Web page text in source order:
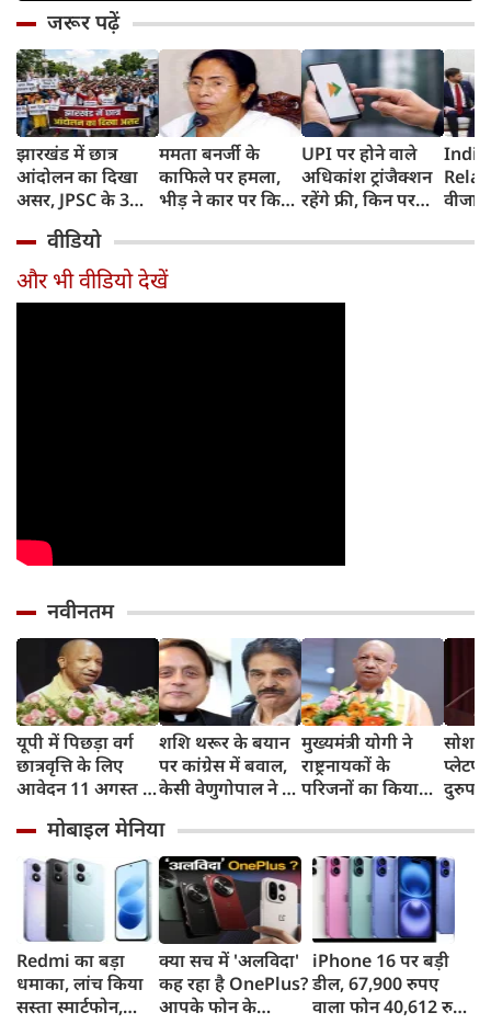
जरूर पढ़ें
झारखंड में छात्र
आंदोलन का दिखा
असर, JPSC के 3
इस्‍तीफा, प्रदर्शन को
लेकर क्या बोले CM
हेमंत सोरेन?
ममता बनर्जी के
काफिले पर हमला,
भीड़ ने कार पर किया
पुलिस पर लगा यह
आरोप
UPI पर होने वाले
अधिकांश ट्रांजैक्शन
रहेंगे फ्री, किन पर
ने दिया बड़ा अपडेट
वीजा
वीडियो
और भी वीडियो देखें
नवीनतम
यूपी में पिछड़ा वर्ग
छात्रवृत्ति के लिए
आवेदन 11 अगस्त से,
तिथि, योगी सरकार में
छात्रों को मिला
मजबूत सहारा
शशि थरूर के बयान
पर कांग्रेस में बवाल,
केसी वेणुगोपाल ने दी
ने कसा यह तंज
मुख्यमंत्री योगी ने
राष्ट्रनायकों के
परिजनों का किया
पुस्तकों का भी हुआ
विमोचन
सोशल
फैला
ताकतें
मोबाइल मेनिया
Redmi का बड़ा
धमाका, लांच किया
सस्ता स्मार्टफोन,
क्या सच में 'अलविदा'
कह रहा है OnePlus?
आपके फोन के
iPhone 16 पर बड़ी
डील, 67,900 रुपए
वाला फोन 40,612 रुपए